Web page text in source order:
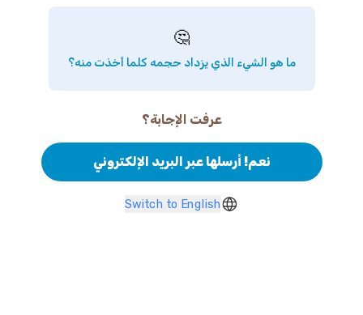
🤔
ما هو الشيء الذي يزداد حجمه كلما أخذت منه؟
عرفت الإجابة؟
نعم! أرسلها عبر البريد الإلكتروني
Switch to English